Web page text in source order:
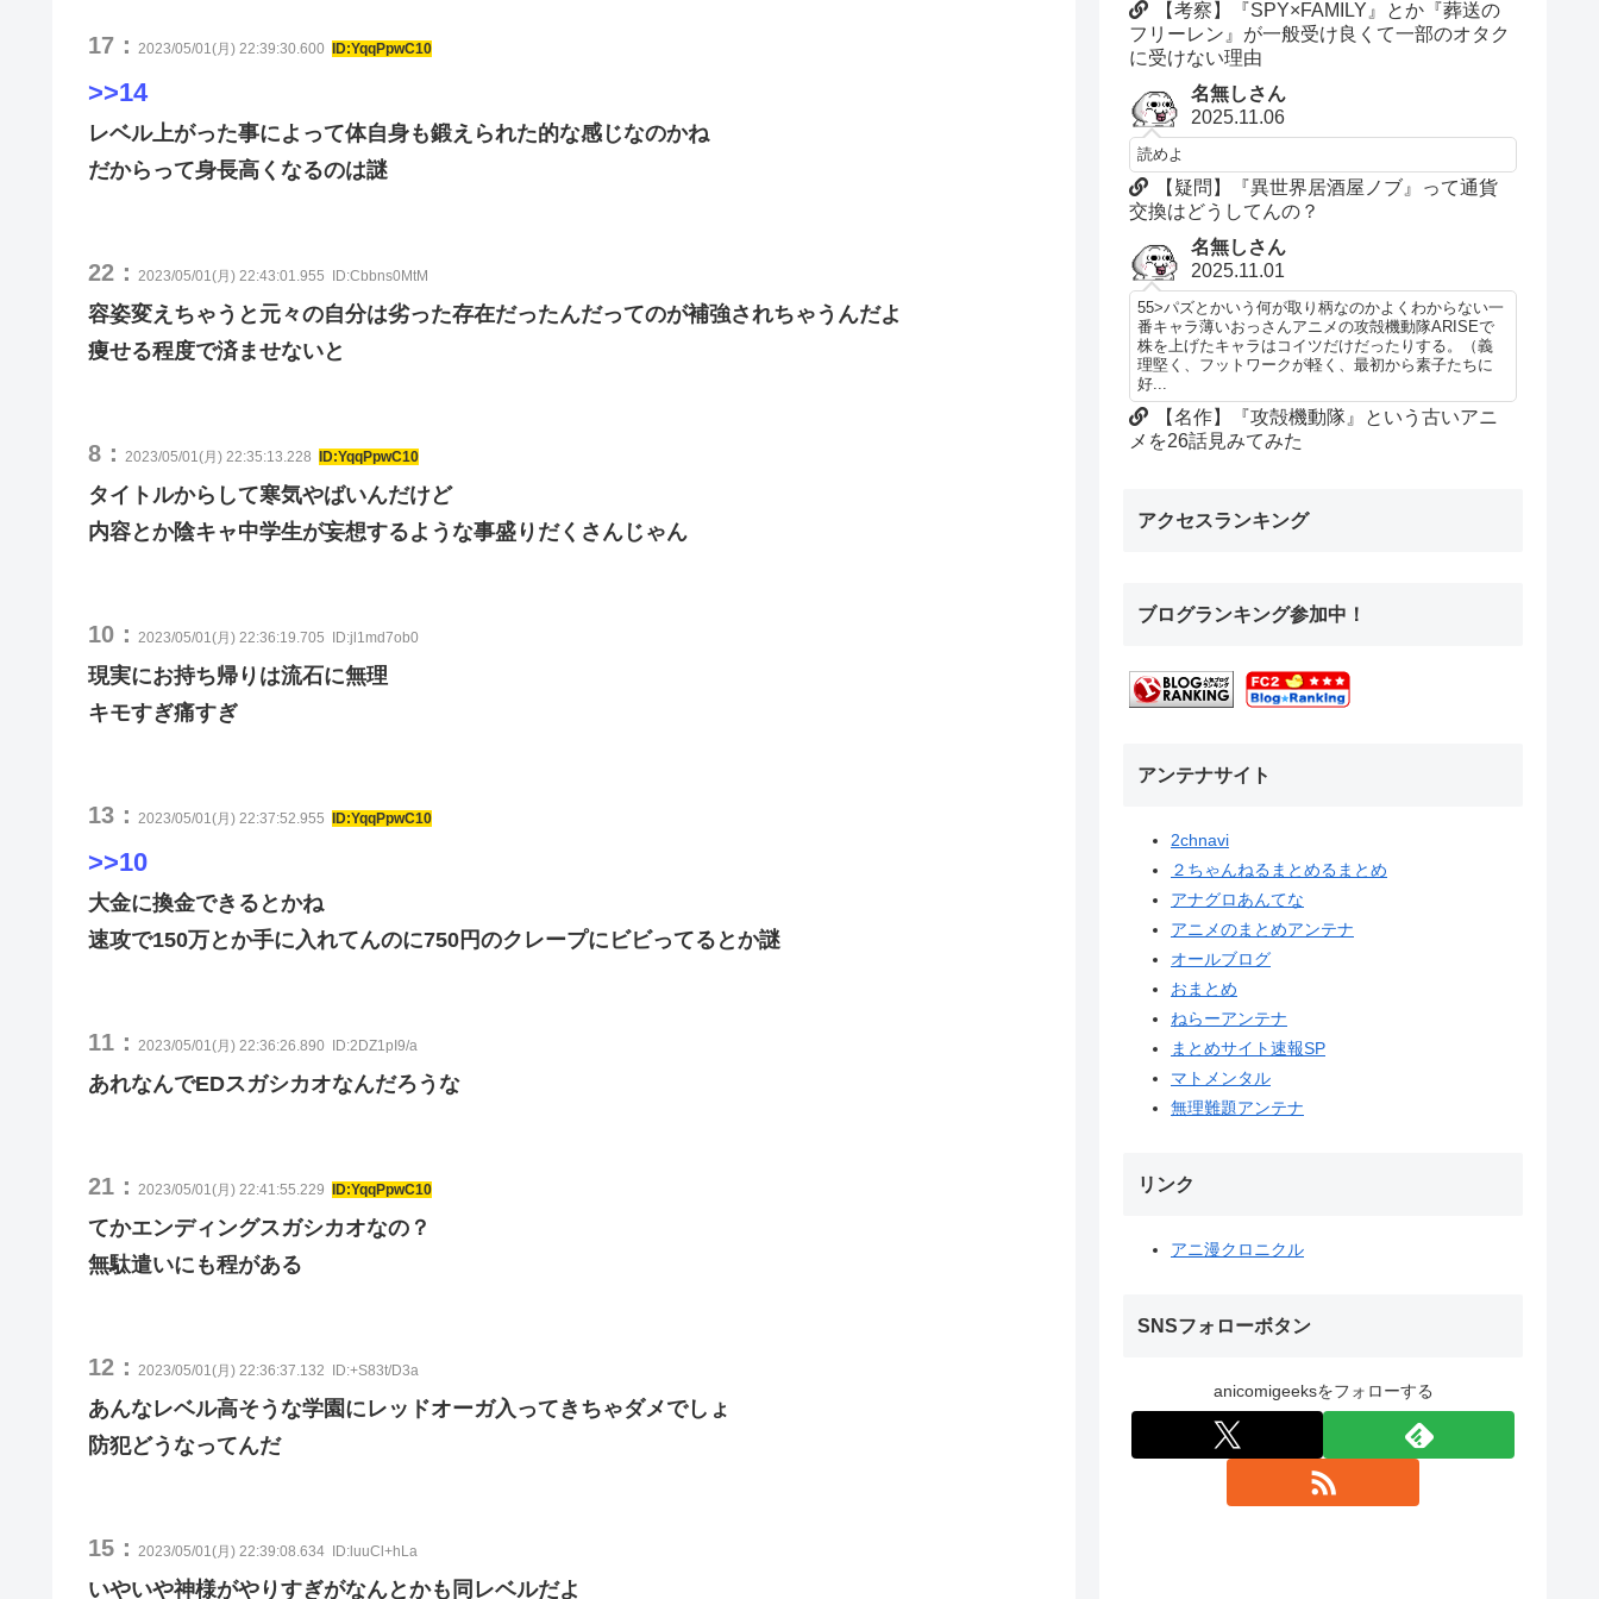
17： 2023/05/01(月) 22:39:30.600 ID:YqqPpwC10
>>14
レベル上がった事によって体自身も鍛えられた的な感じなのかね
だからって身長高くなるのは謎
22： 2023/05/01(月) 22:43:01.955 ID:Cbbns0MtM
容姿変えちゃうと元々の自分は劣った存在だったんだってのが補強されちゃうんだよ
痩せる程度で済ませないと
8： 2023/05/01(月) 22:35:13.228 ID:YqqPpwC10
タイトルからして寒気やばいんだけど
内容とか陰キャ中学生が妄想するような事盛りだくさんじゃん
10： 2023/05/01(月) 22:36:19.705 ID:jl1md7ob0
現実にお持ち帰りは流石に無理
キモすぎ痛すぎ
13： 2023/05/01(月) 22:37:52.955 ID:YqqPpwC10
>>10
大金に換金できるとかね
速攻で150万とか手に入れてんのに750円のクレープにビビってるとか謎
11： 2023/05/01(月) 22:36:26.890 ID:2DZ1pI9/a
あれなんでEDスガシカオなんだろうな
21： 2023/05/01(月) 22:41:55.229 ID:YqqPpwC10
てかエンディングスガシカオなの？
無駄遣いにも程がある
12： 2023/05/01(月) 22:36:37.132 ID:+S83t/D3a
あんなレベル高そうな学園にレッドオーガ入ってきちゃダメでしょ
防犯どうなってんだ
15： 2023/05/01(月) 22:39:08.634 ID:luuCl+hLa
いやいや神様がやりすぎがなんとかも同レベルだよ
【考察】『SPY×FAMILY』とか『葬送の
フリーレン』が一般受け良くて一部のオタク
に受けない理由
名無しさん
2025.11.06
読めよ
【疑問】『異世界居酒屋ノブ』って通貨
交換はどうしてんの？
名無しさん
2025.11.01
55>パズとかいう何が取り柄なのかよくわからない一
番キャラ薄いおっさんアニメの攻殻機動隊ARISEで
株を上げたキャラはコイツだけだったりする。（義
理堅く、フットワークが軽く、最初から素子たちに
好...
【名作】『攻殻機動隊』という古いアニ
メを26話見みてみた
アクセスランキング
ブログランキング参加中！
アンテナサイト
2chnavi
２ちゃんねるまとめるまとめ
アナグロあんてな
アニメのまとめアンテナ
オールブログ
おまとめ
ねらーアンテナ
まとめサイト速報SP
マトメンタル
無理難題アンテナ
リンク
アニ漫クロニクル
SNSフォローボタン
anicomigeeksをフォローする